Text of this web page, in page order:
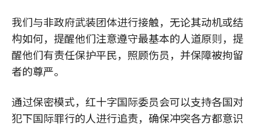
我们与非政府武装团体进行接触，无论其动机或结
构如何，提醒他们注意遵守最基本的人道原则，提
醒他们有责任保护平民，照顾伤员，并保障被拘留
者的尊严。
通过保密模式，红十字国际委员会可以支持各国对
犯下国际罪行的人进行追责，确保冲突各方都意识